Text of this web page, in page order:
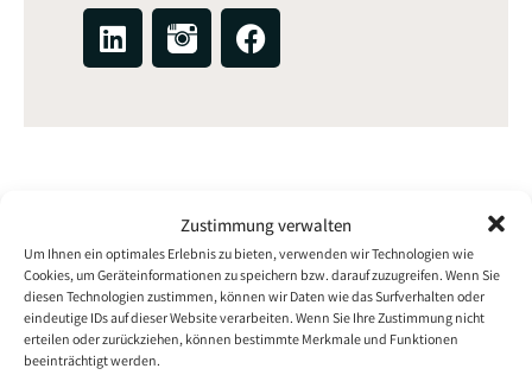
Zustimmung verwalten
Um Ihnen ein optimales Erlebnis zu bieten, verwenden wir Technologien wie
Cookies, um Geräteinformationen zu speichern bzw. darauf zuzugreifen. Wenn Sie
diesen Technologien zustimmen, können wir Daten wie das Surfverhalten oder
eindeutige IDs auf dieser Website verarbeiten. Wenn Sie Ihre Zustimmung nicht
erteilen oder zurückziehen, können bestimmte Merkmale und Funktionen
beeinträchtigt werden.
L
i
F
a
k